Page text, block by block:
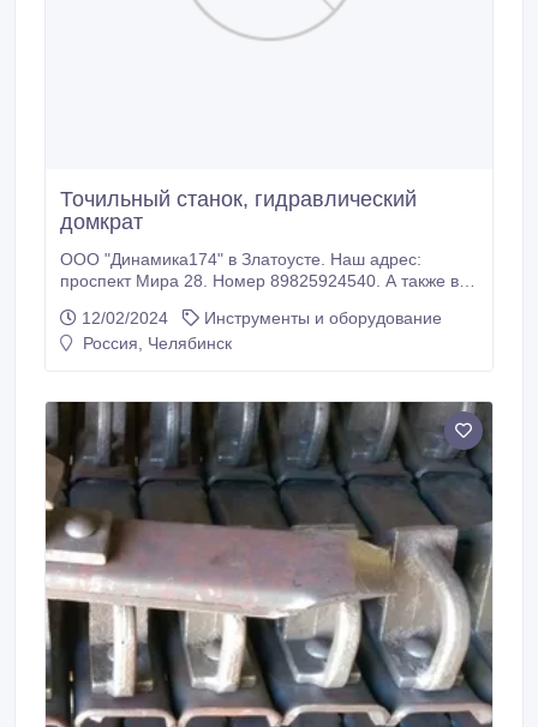
Точильный станок, гидравлический
домкрат
ООО "Динамика174" в Златоусте. Наш адрес:
проспект Мира 28. Номер 89825924540. А также в
манжеты гидравлические, рукава резиновые, рукава
селиконовые, рукава ПВХ, листовая резина: Сырая
шпоночная ( шпонки), абразивные круги, паронит
ПМБ, резцы, лист асбестольной, картон асбестовый,
подшипники, шплинты, капролон, фторопласт,
полиацеталь, текстолит, полиуретан, хомуты.
12/02/2024
Инструменты и оборудование
Россия, Челябинск